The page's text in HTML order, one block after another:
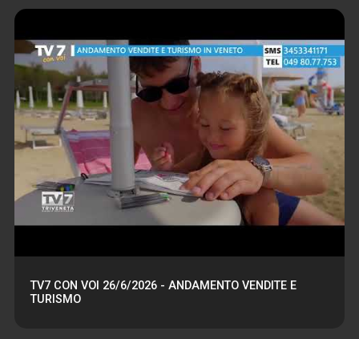
TV7 CON VOI 26/6/2026 - ANDAMENTO VENDITE E
TURISMO